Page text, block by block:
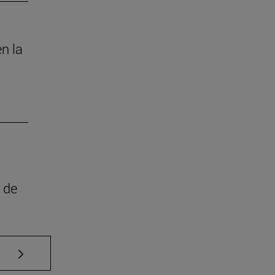
la
TAB para desplazarse.